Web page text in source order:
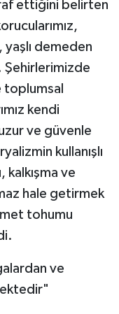
ettiğini belirten
demeden
Şehirlerimizde
toplumsal
kendi
ve güvenle
kullanışlı
kalkışma ve
hale getirmek
tohumu
ve